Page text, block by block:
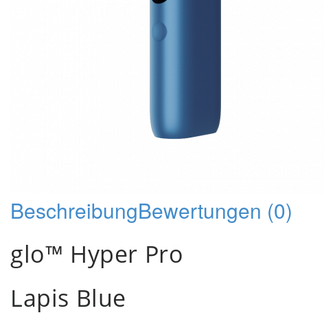
BeschreibungBewertungen (0)
glo™ Hyper Pro
Lapis Blue